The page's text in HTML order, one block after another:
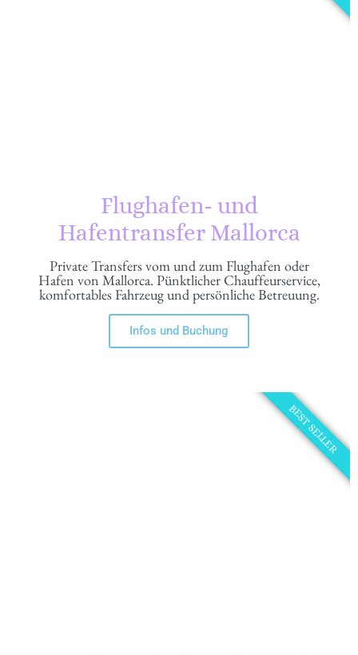
Flughafen- und
Hafentransfer Mallorca
Private Transfers vom und zum Flughafen oder
Hafen von Mallorca. Pünktlicher Chauffeurservice,
komfortables Fahrzeug und persönliche Betreuung.
Infos und Buchung
BEST SELLER